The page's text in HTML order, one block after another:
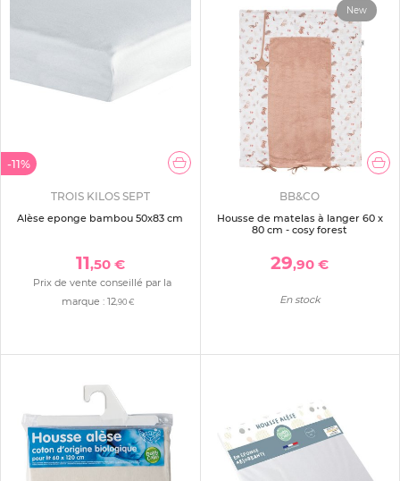
-11%
TROIS KILOS SEPT
Alèse eponge bambou 50x83 cm
11,50 €
Prix de vente conseillé par la
marque :12,90 €
New
BB&CO
Housse de matelas à langer 60 x
80 cm - cosy forest
29,90 €
En stock